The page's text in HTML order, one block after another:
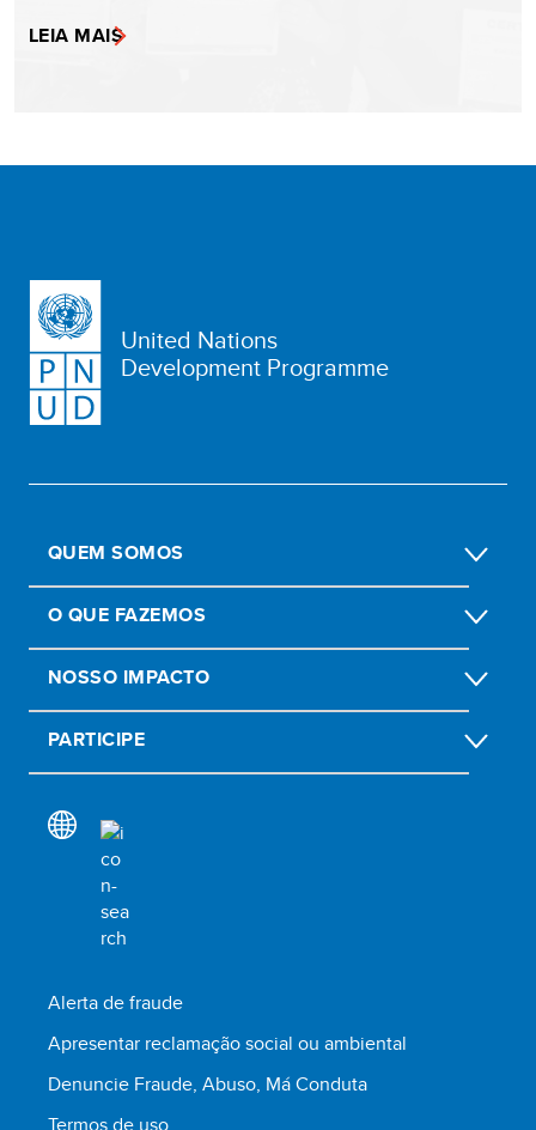
LEIA MAIS
United Nations
Development Programme
QUEM SOMOS
O QUE FAZEMOS
NOSSO IMPACTO
PARTICIPE
Alerta de fraude
Apresentar reclamação social ou ambiental
Denuncie Fraude, Abuso, Má Conduta